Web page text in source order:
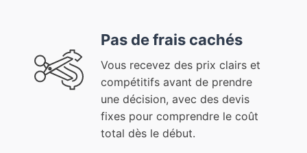
Pas de frais cachés
Vous recevez des prix clairs et
compétitifs avant de prendre
une décision, avec des devis
fixes pour comprendre le coût
total dès le début.